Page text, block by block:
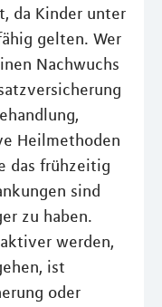
da Kinder unter
gelten. Wer
Nachwuchs
Heilmethoden
das frühzeitig
sind
zu haben.
werden,
ist
oder